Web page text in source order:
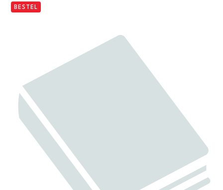
BESTEL